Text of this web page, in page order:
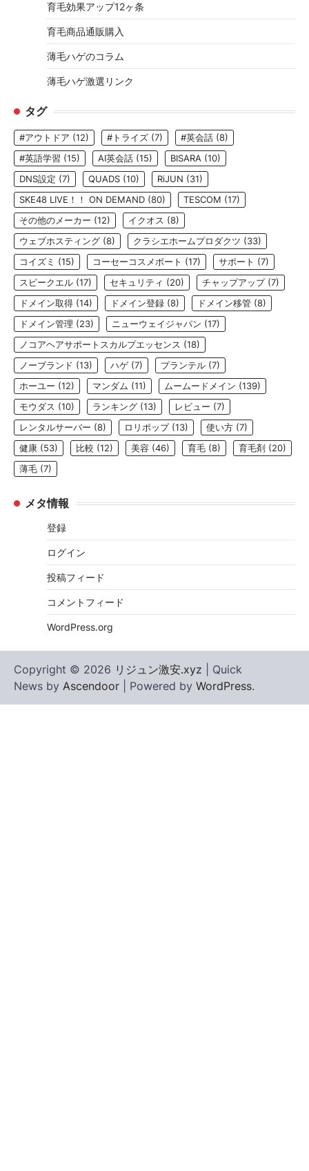
育毛効果アップ12ヶ条
育毛商品通販購入
薄毛ハゲのコラム
薄毛ハゲ激選リンク
タグ
#アウトドア (12) #トライズ (7) #英会話 (8)
#英語学習 (15) AI英会話 (15) BISARA (10)
DNS設定 (7) QUADS (10) RiJUN (31)
SKE48 LIVE！！ ON DEMAND (80) TESCOM (17)
その他のメーカー (12) イクオス (8)
ウェブホスティング (8) クラシエホームプロダクツ (33)
コイズミ (15) コーセーコスメポート (17) サポート (7)
スピークエル (17) セキュリティ (20) チャップアップ(7)
ドメイン取得 (14) ドメイン登録 (8) ドメイン移管 (8)
ドメイン管理 (23) ニューウェイジャパン (17)
ノコアヘアサポートスカルプエッセンス (18)
ノーブランド (13) ハゲ (7) プランテル (7)
ホーユー (12) マンダム (11) ムームードメイン (139)
モウダス (10) ランキング (13) レビュー (7)
レンタルサーバー (8) ロリポップ(13) 使い方 (7)
健康 (53) 比較 (12) 美容 (46) 育毛 (8) 育毛剤 (20)
薄毛 (7)
メタ情報
登録
ログイン
投稿フィード
コメントフィード
WordPress.org
Copyright © 2026 リジュン激安.xyz | Quick
News by Ascendoor | Powered by WordPress.